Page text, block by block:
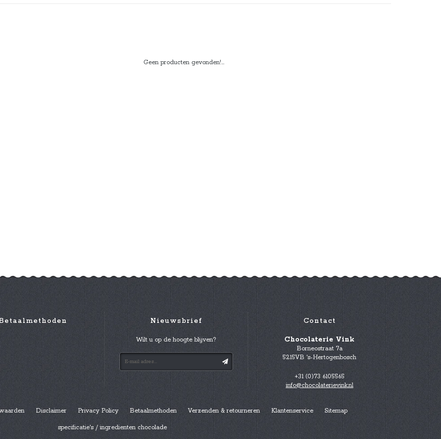
Geen producten gevonden!...
Nieuwsbrief
Wilt u op de hoogte blijven?
Contact
Chocolaterie Vink
Borneostraat 7a
5215VB 's-Hertogenbosch
+31 (0)73 6105565
info@chocolaterievink.nl
Disclaimer Privacy Policy Betaalmethoden Verzenden & retourneren Klantenservice Sitemap
specificatie's / ingredienten chocolade